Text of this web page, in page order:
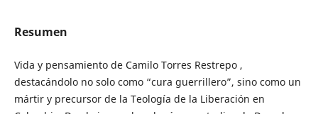
Resumen
Vida y pensamiento de Camilo Torres Restrepo ,
destacándolo no solo como “cura guerrillero”, sino como un
mártir y precursor de la Teología de la Liberación en